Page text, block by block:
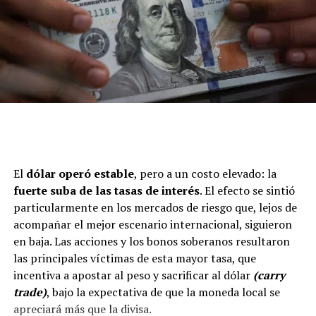
El dólar operó estable, pero a un costo elevado: la
fuerte suba de las tasas de interés. El efecto se sintió
particularmente en los mercados de riesgo que, lejos de
acompañar el mejor escenario internacional, siguieron
en baja. Las acciones y los bonos soberanos resultaron
las principales víctimas de esta mayor tasa, que
incentiva a apostar al peso y sacrificar al dólar (carry
trade), bajo la expectativa de que la moneda local se
apreciará más que la divisa.